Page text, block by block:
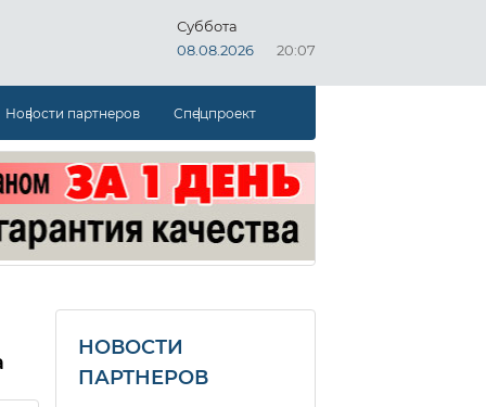
Суббота
08.08.2026
20:07
Новости партнеров Спецпроект
НОВОСТИ
ПАРТНЕРОВ